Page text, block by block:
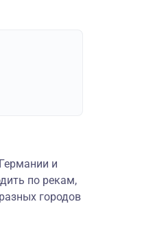
и
по рекам,
городов